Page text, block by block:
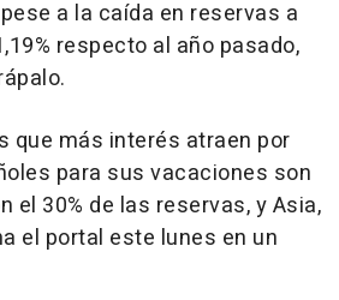
a la caída en reservas a
respecto al año pasado,
que más interés atraen por
para sus vacaciones son
el 30% de las reservas, y Asia,
el portal este lunes en un